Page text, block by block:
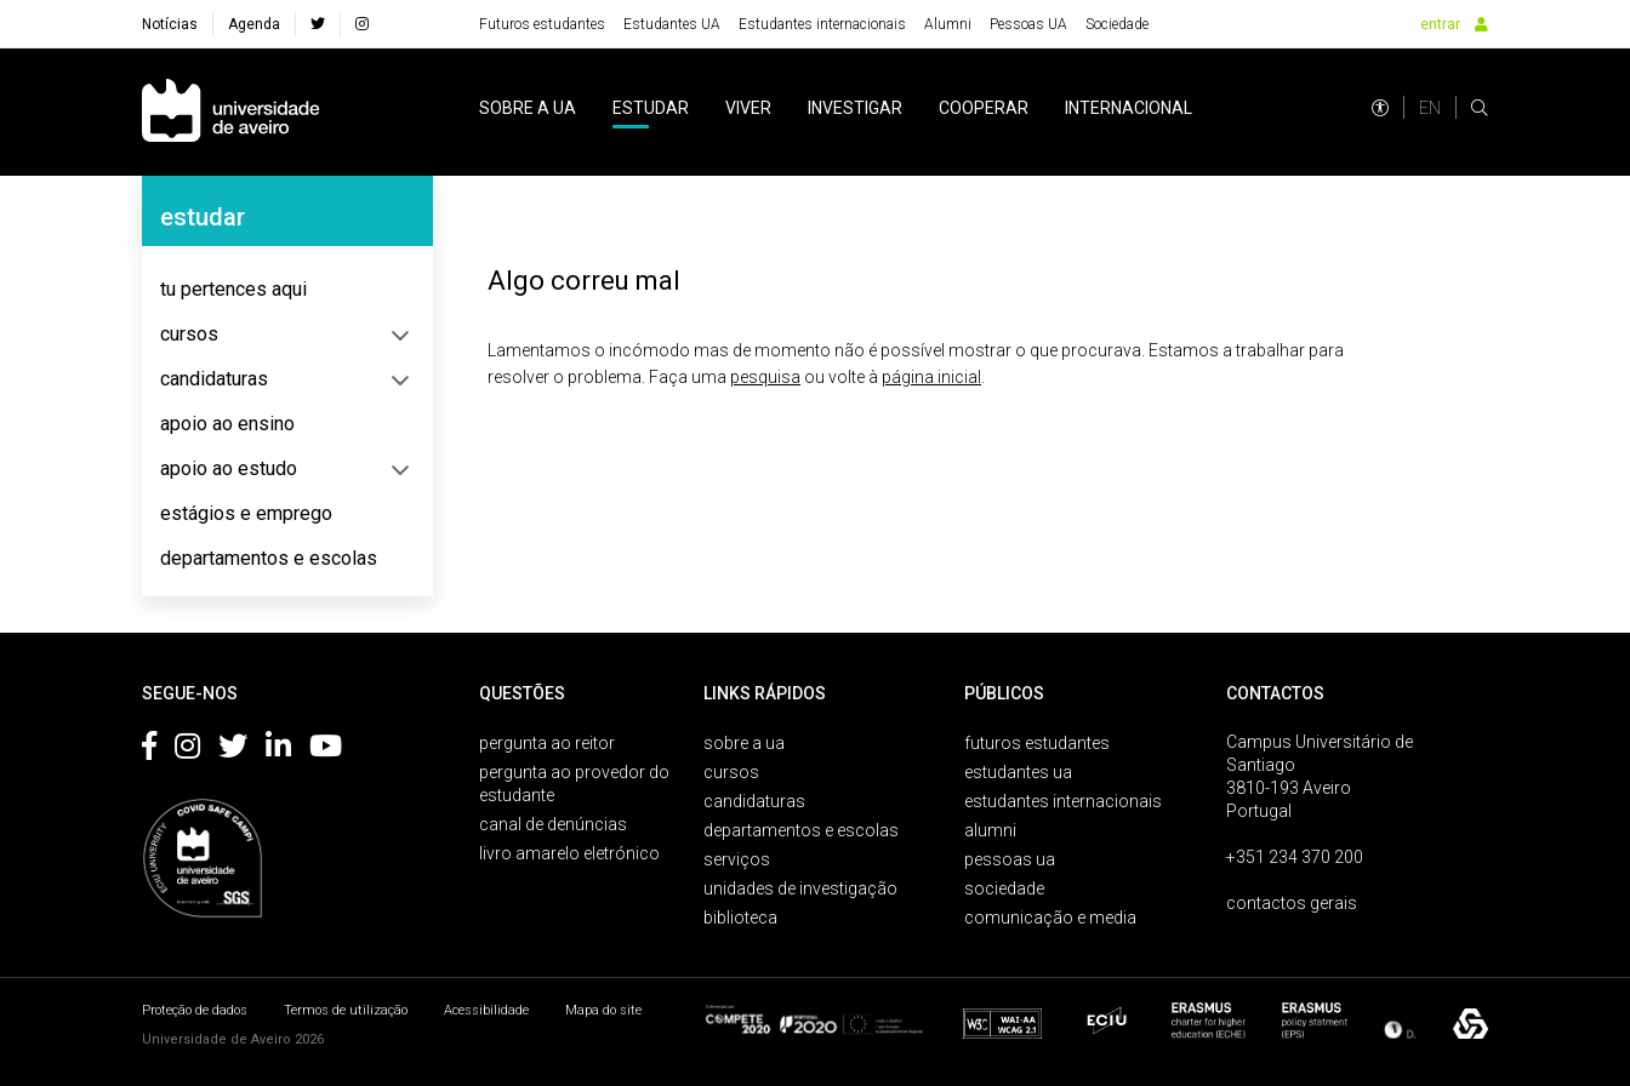
Notícias Agenda Futuros estudantes Estudantes UA Estudantes internacionais Alumni Pessoas UA Sociedade entrar
Navegação Principal
SOBRE A UA ESTUDAR VIVER INVESTIGAR COOPERAR INTERNACIONAL EN
Navegação Lateral
estudar
tu pertences aqui
cursos
candidaturas
apoio ao ensino
apoio ao estudo
estágios e emprego
departamentos e escolas
Algo correu mal
Lamentamos o incómodo mas de momento não é possível mostrar o que procurava. Estamos a trabalhar para
resolver o problema. Faça uma pesquisa ou volte à página inicial
SEGUE-NOS QUESTÕES
pergunta ao reitor
pergunta ao provedor do
estudante
canal de denúncias
livro amarelo eletrónico
LINKS RÁPIDOS
sobre a ua
cursos
candidaturas
departamentos e escolas
serviços
unidades de investigação
biblioteca
PÚBLICOS
futuros estudantes
estudantes ua
estudantes internacionais
alumni
pessoas ua
sociedade
comunicação e media
CONTACTOS
Campus Universitário de
Santiago
3810-193 Aveiro
Portugal
+351 234 370 200
contactos gerais
Proteção de dados Termos de utilização Acessibilidade
Mapa do site
Universidade de Aveiro 2026